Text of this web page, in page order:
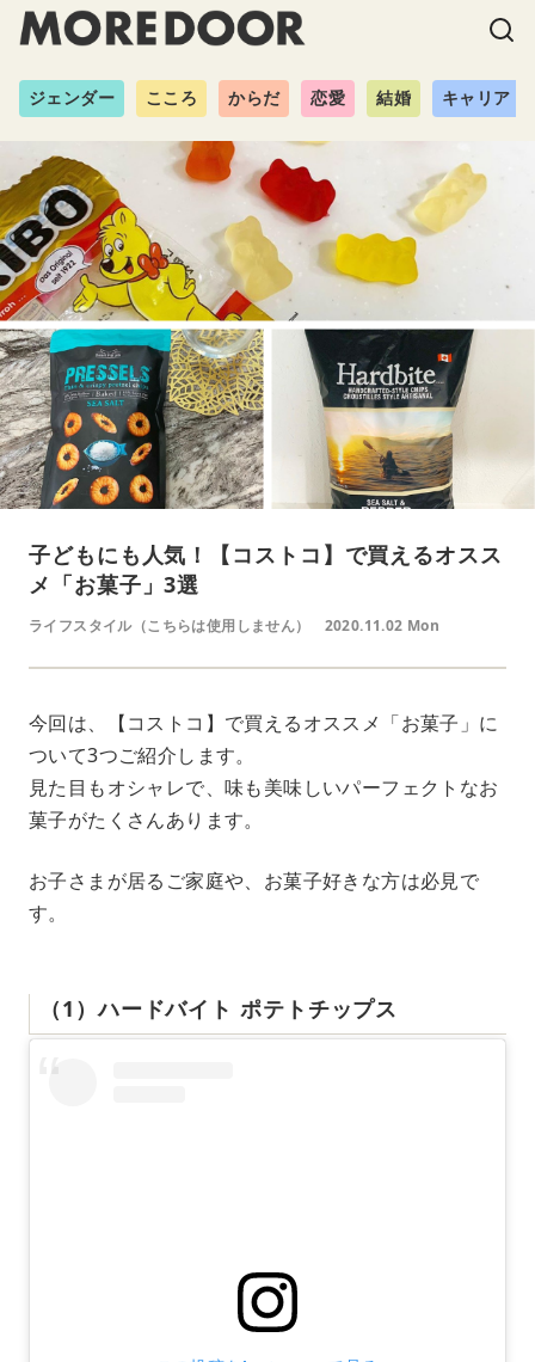
ジェンダー こころ からだ 恋愛 結婚 キャリア
子どもにも人気！【コストコ】で買えるオスス
メ「お菓子」3選
ライフスタイル（こちらは使用しません） 2020.11.02 Mon
今回は、【コストコ】で買えるオススメ「お菓子」に
ついて3つご紹介します。
見た目もオシャレで、味も美味しいパーフェクトなお
菓子がたくさんあります。
お子さまが居るご家庭や、お菓子好きな方は必見で
す。
（1）ハードバイト ポテトチップス